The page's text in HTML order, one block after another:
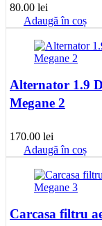
80.00 lei
Adaugă în coș
Alternator 1.9
Megane 2
170.00 lei
Adaugă în coș
Carcasa filtru